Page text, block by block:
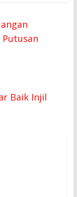
Putusan
Baik Injil